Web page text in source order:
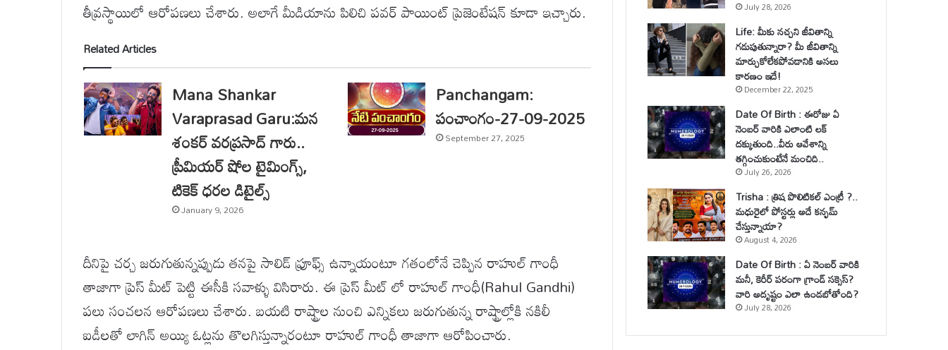
తీవ్రస్థాయిలో ఆరోపణలు చేశారు. అలాగే మీడియాను పిలిచి పవర్ పాయింట్ ప్రెజెంటేషన్ కూడా ఇచ్చారు.
Related Articles
Mana Shankar
Varaprasad Garu:మన
శంకర్ వరప్రసాద్ గారు..
ప్రీమియర్ షోల టైమింగ్స్,
టికెక్ ధరల డిటైల్స్
January 9, 2026
Panchangam:
పంచాంగం-27-09-2025
September 27, 2025
దీనిపై చర్చ జరుగుతున్నప్పుడు తనపై సాలిడ్ ఫ్రూఫ్స్ ఉన్నాయంటూ గతంలోనే చెప్పిన రాహుల్ గాంధీ
తాజాగా ప్రెస్ మీట్ పెట్టి ఈసీకి సవాళ్ళు విసిరారు. ఈ ప్రెస్ మీట్ లో రాహుల్ గాంధీ(Rahul Gandhi)
పలు సంచలన ఆరోపణలు చేశారు. బయటి రాష్ట్రాల నుంచి ఎన్నికలు జరుగుతున్న రాష్ట్రాల్లోకి నకిలీ
ఐడీలతో లాగిన్ అయ్యి ఓట్లను తొలగిస్తున్నారంటూ రాహుల్ గాంధీ తాజాగా ఆరోపించారు.
July 28, 2026
Life: మీకు నచ్చని జీవితాన్ని
గడుపుతున్నారా? మీ జీవితాన్ని
మార్చుకోలేకపోవడానికి అసలు
కారణం ఇదే!
December 22, 2025
Date Of Birth : ఈరోజు ఏ
నెంబర్ వారికి ఎలాంటి లక్
దక్కుతుంది..వీరు ఆవేశాన్ని
తగ్గించుకుంటేనే మంచిది..
July 26, 2026
Trisha : త్రిష పొలిటికల్ ఎంట్రీ ?..
మధురైలో పోస్టర్లు అదే కన్ఫమ్
చేస్తున్నాయా?
August 4, 2026
Date Of Birth : ఏ నెంబర్ వారికి
మనీ, కెరీర్ పరంగా గ్రాండ్ సక్సెస్?
వారి అదృష్టం ఎలా ఉండబోతోంది?
July 28, 2026